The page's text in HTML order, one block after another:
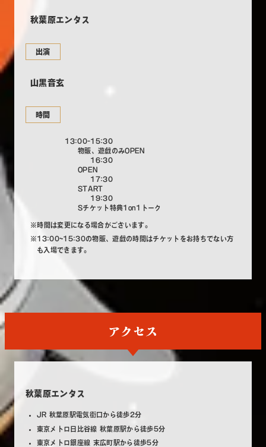
秋葉原エンタス
出演
山黒音玄
時間
13:00-15:30
物販、遊戯のみOPEN
16:30
OPEN
17:30
START
19:30
Sチケット特典1on1トーク
※時間は変更になる場合がございます。
※13:00~15:30の物販、遊戯の時間はチケットをお持ちでない方
も入場できます。
アクセス
秋葉原エンタス
JR 秋葉原駅電気街口から徒歩2分
東京メトロ日比谷線 秋葉原駅から徒歩5分
東京メトロ銀座線 末広町駅から徒歩5分